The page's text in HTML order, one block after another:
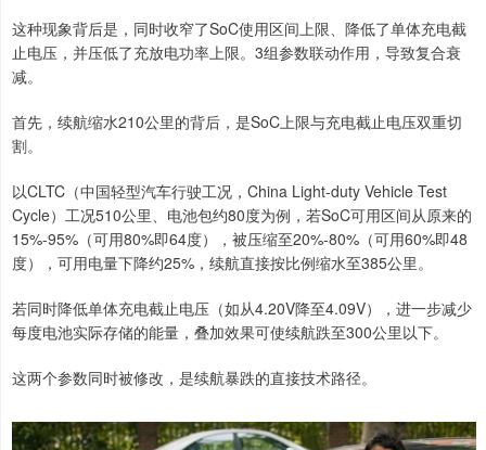
这种现象背后是，同时收窄了SoC使用区间上限、降低了单体充电截
止电压，并压低了充放电功率上限。3组参数联动作用，导致复合衰
减。
首先，续航缩水210公里的背后，是SoC上限与充电截止电压双重切
割。
以CLTC（中国轻型汽车行驶工况，China Light-duty Vehicle Test
Cycle）工况510公里、电池包约80度为例，若SoC可用区间从原来的
15%-95%（可用80%即64度），被压缩至20%-80%（可用60%即48
度），可用电量下降约25%，续航直接按比例缩水至385公里。
若同时降低单体充电截止电压（如从4.20V降至4.09V），进一步减少
每度电池实际存储的能量，叠加效果可使续航跌至300公里以下。
这两个参数同时被修改，是续航暴跌的直接技术路径。